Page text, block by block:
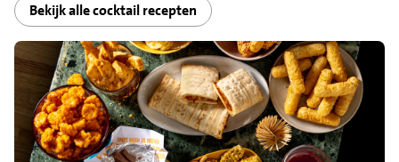
Bekijk alle cocktail recepten